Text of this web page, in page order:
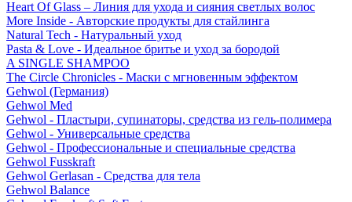
Heart Of Glass – Линия для ухода и сияния светлых волос
More Inside - Авторские продукты для стайлинга
Natural Tech - Натуральный уход
Pasta & Love - Идеальное бритье и уход за бородой
A SINGLE SHAMPOO
The Circle Chronicles - Маски с мгновенным эффектом
Gehwol (Германия)
Gehwol Med
Gehwol - Пластыри, супинаторы, средства из гель-полимера
Gehwol - Универсальные средства
Gehwol - Профессиональные и специальные средства
Gehwol Fusskraft
Gehwol Gerlasan - Средства для тела
Gehwol Balance